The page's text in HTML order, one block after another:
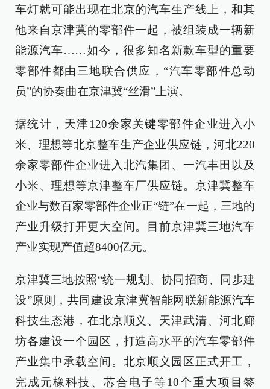
车灯就可能出现在北京的汽车生产线上，和其
他来自京津冀的零部件一起，被组装成一辆新
能源汽车……如今，很多知名新款车型的重要
零部件都由三地联合供应，“汽车零部件总动
员”的协奏曲在京津冀“丝滑”上演。
据统计，天津120余家关键零部件企业进入小
米、理想等北京整车生产企业供应链，河北220
余家零部件企业进入北汽集团、一汽丰田以及
小米、理想等京津整车厂供应链。京津冀整车
企业与数百家零部件企业正“链”在一起，三地的
产业升级打开更大空间。目前京津冀三地汽车
产业实现产值超8400亿元。
京津冀三地按照“统一规划、协同招商、同步建
设”原则，共同建设京津冀智能网联新能源汽车
科技生态港，在北京顺义、天津武清、河北廊
坊各建设一个园区，打造高水平的汽车零部件
产业集中承载空间。北京顺义园区正式开工，
完成元橡科技、芯合电子等10个重大项目签